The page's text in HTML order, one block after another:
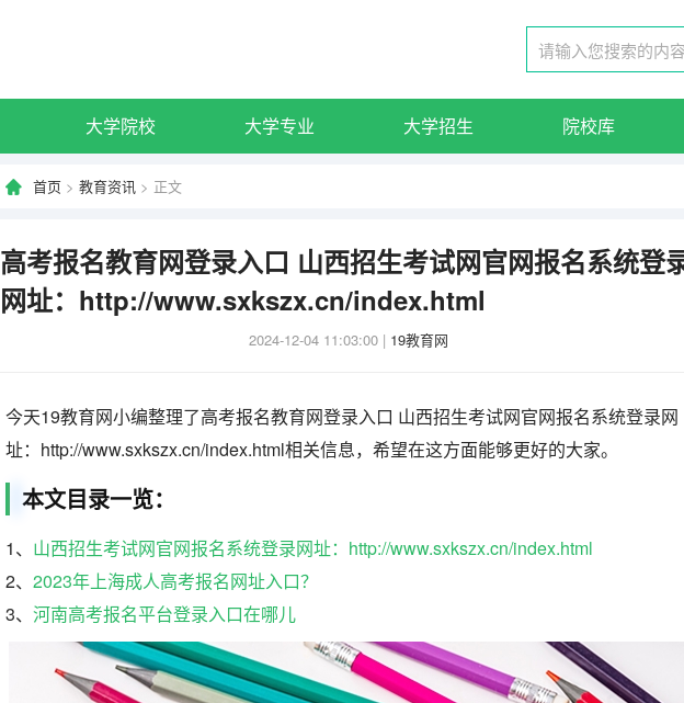
大学院校 大学专业 大学招生 院校库
首页 > 教育资讯 > 正文
高考报名教育网登录入口 山西招生考试网官网报名系统登
网址：http://www.sxkszx.cn/index.html
2024-12-04 11:03:00 | 19教育网
今天19教育网小编整理了高考报名教育网登录入口 山西招生考试网官网报名系统登录网
址：http://www.sxkszx.cn/index.html相关信息，希望在这方面能够更好的大家。
本文目录一览：
1、 山西招生考试网官网报名系统登录网址：http://www.sxkszx.cn/index.html
2、 2023年上海成人高考报名网址入口？
3、 河南高考报名平台登录入口在哪儿